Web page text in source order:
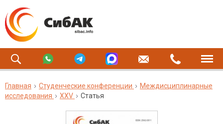
Главная Студенческие конференции
Междисциплинарные
исследования
XXV Статья